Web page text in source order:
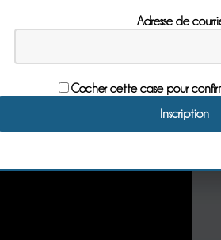
Adresse de
Cocher cette case pour